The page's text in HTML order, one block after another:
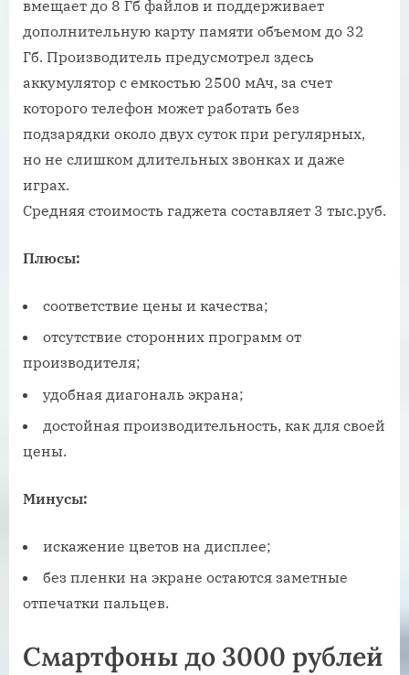
вмещает до 8 Гб файлов и поддерживает
дополнительную карту памяти объемом до 32
Гб. Производитель предусмотрел здесь
аккумулятор с емкостью 2500 мАч, за счет
которого телефон может работать без
подзарядки около двух суток при регулярных,
но не слишком длительных звонках и даже
играх.
Средняя стоимость гаджета составляет 3 тыс.руб.
Плюсы:
соответствие цены и качества;
отсутствие сторонних программ от
производителя;
удобная диагональ экрана;
достойная производительность, как для своей
цены.
Минусы:
искажение цветов на дисплее;
без пленки на экране остаются заметные
отпечатки пальцев.
Смартфоны до 3000 рублей